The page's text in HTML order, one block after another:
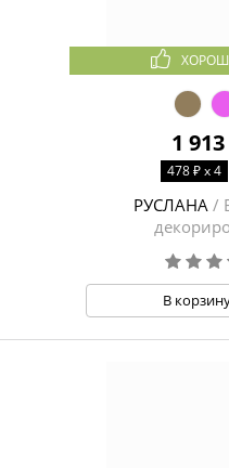
РАЗМЕРА
1
478 ₽ x 4
РУСЛАНА /
В